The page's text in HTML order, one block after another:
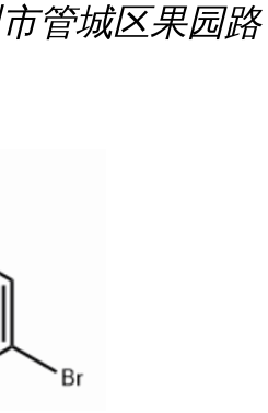
管城区果园路